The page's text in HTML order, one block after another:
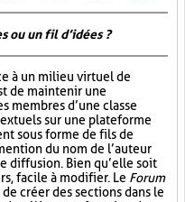
ou un fil d’idées ?
à un milieu virtuel de
de maintenir une
membres d’une classe
sur une plateforme
sous forme de fils de
du nom de l’auteur
diffusion. Bien qu’elle soit
facile à modifier. Le Forum
créer des sections dans le